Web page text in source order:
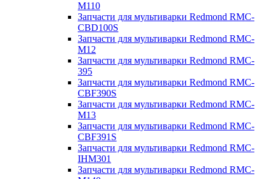
M110
Запчасти для мультиварки Redmond RMC-
CBD100S
Запчасти для мультиварки Redmond RMC-
M12
Запчасти для мультиварки Redmond RMC-
395
Запчасти для мультиварки Redmond RMC-
CBF390S
Запчасти для мультиварки Redmond RMC-
M13
Запчасти для мультиварки Redmond RMC-
CBF391S
Запчасти для мультиварки Redmond RMC-
IHM301
Запчасти для мультиварки Redmond RMC-